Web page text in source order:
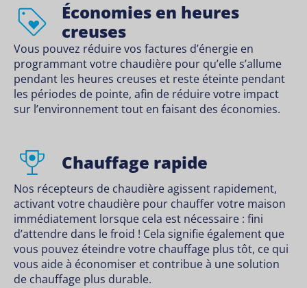
Économies en heures
creuses
Vous pouvez réduire vos factures d’énergie en
programmant votre chaudière pour qu’elle s’allume
pendant les heures creuses et reste éteinte pendant
les périodes de pointe, afin de réduire votre impact
sur l’environnement tout en faisant des économies.
Chauffage rapide
Nos récepteurs de chaudière agissent rapidement,
activant votre chaudière pour chauffer votre maison
immédiatement lorsque cela est nécessaire : fini
d’attendre dans le froid ! Cela signifie également que
vous pouvez éteindre votre chauffage plus tôt, ce qui
vous aide à économiser et contribue à une solution
de chauffage plus durable.